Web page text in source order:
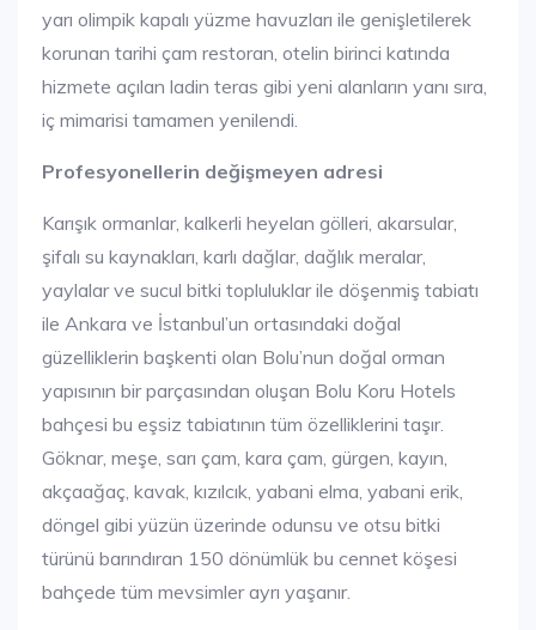
yarı olimpik kapalı yüzme havuzları ile genişletilerek
korunan tarihi çam restoran, otelin birinci katında
hizmete açılan ladin teras gibi yeni alanların yanı sıra,
iç mimarisi tamamen yenilendi.
Profesyonellerin değişmeyen adresi
Karışık ormanlar, kalkerli heyelan gölleri, akarsular,
şifalı su kaynakları, karlı dağlar, dağlık meralar,
yaylalar ve sucul bitki topluluklar ile döşenmiş tabiatı
ile Ankara ve İstanbul’un ortasındaki doğal
güzelliklerin başkenti olan Bolu’nun doğal orman
yapısının bir parçasından oluşan Bolu Koru Hotels
bahçesi bu eşsiz tabiatının tüm özelliklerini taşır.
Göknar, meşe, sarı çam, kara çam, gürgen, kayın,
akçaağaç, kavak, kızılcık, yabani elma, yabani erik,
döngel gibi yüzün üzerinde odunsu ve otsu bitki
türünü barındıran 150 dönümlük bu cennet köşesi
bahçede tüm mevsimler ayrı yaşanır.